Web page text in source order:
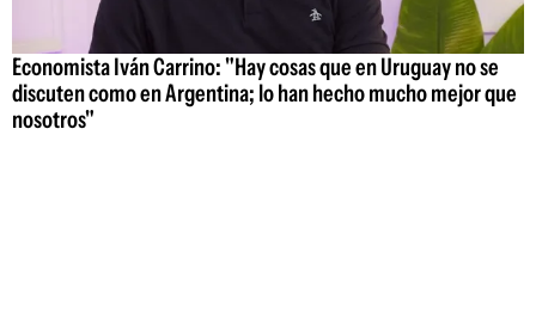
Economista Iván Carrino: "Hay cosas que en Uruguay no se
discuten como en Argentina; lo han hecho mucho mejor que
nosotros"